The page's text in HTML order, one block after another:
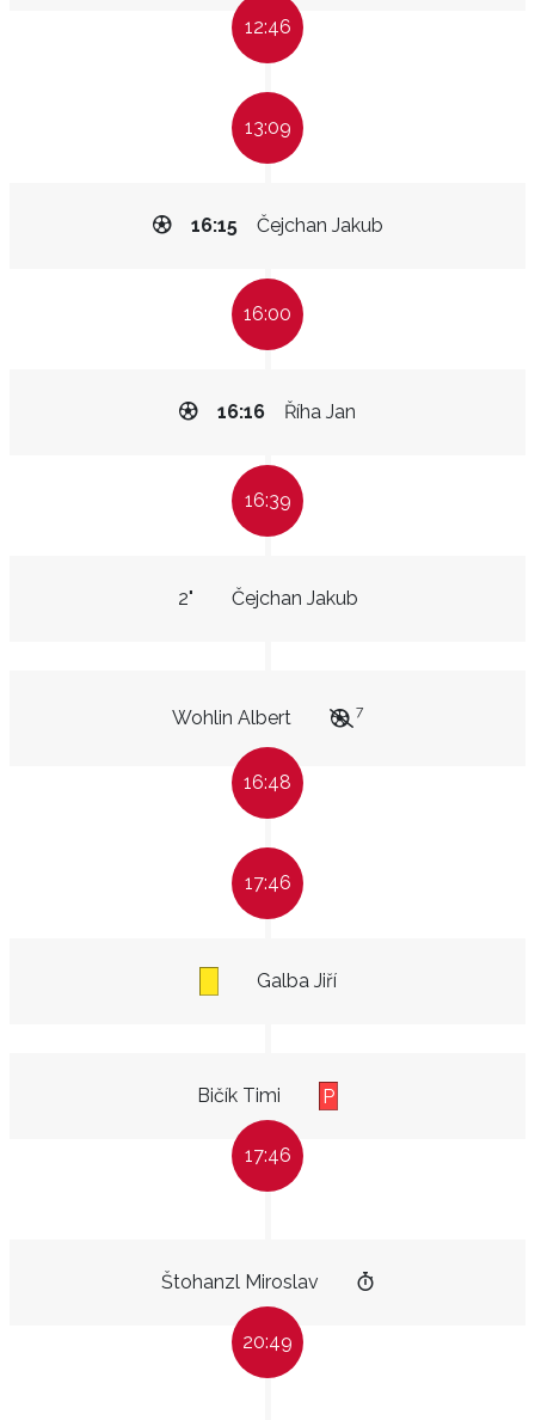
12:46
13:09
Čejchan Jakub
16:15
16:00
Říha Jan
16:16
16:39
Čejchan Jakub
2"
Wohlin Albert 7
16:48
17:46
Galba Jiří
Bičík Timi P
17:46
Štohanzl Miroslav
20:49